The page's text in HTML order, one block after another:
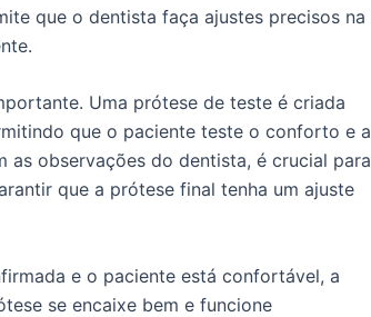
que o dentista faça ajustes precisos na
Uma prótese de teste é criada
que o paciente teste o conforto e a
as observações do dentista, é crucial para
que a prótese final tenha um ajuste
e o paciente está confortável, a
se encaixe bem e funcione